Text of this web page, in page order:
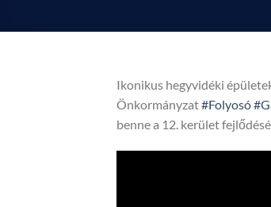
Ikonikus hegyvidéki
Önkormányzat#Folyosó
benne a 12. kerület